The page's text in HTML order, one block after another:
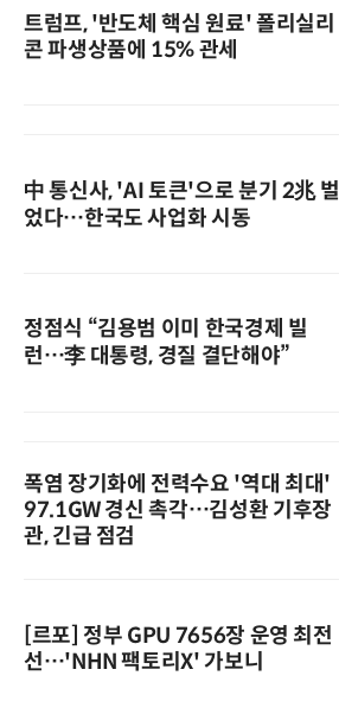
트럼프, '반도체 핵심 원료' 폴리실리
콘 파생상품에 15% 관세
中 통신사, 'AI 토큰'으로 분기 2兆 벌
었다…한국도 사업화 시동
정점식 “김용범 이미 한국경제 빌
런…李 대통령, 경질 결단해야”
폭염 장기화에 전력수요 '역대 최대'
97.1GW 경신 촉각…김성환 기후장
관, 긴급 점검
[르포] 정부 GPU 7656장 운영 최전
선…'NHN 팩토리X' 가보니